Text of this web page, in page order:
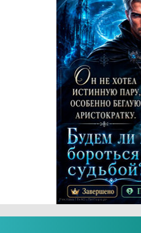
Реклама 18+ АО «ЛитГород»